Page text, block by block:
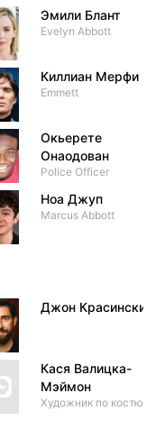
Эмили Блант
Evelyn Abbott
Киллиан Мерфи
Emmett
Окьерете
Онаодован
Police Officer
Ноа Джуп
Marcus Abbott
Джон Красински
Кася Валицка-
Мэймон
Художник по костюмам